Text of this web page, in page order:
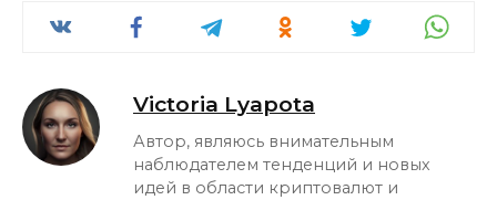
Victoria Lyapota
Автор, являюсь внимательным
наблюдателем тенденций и новых
идей в области криптовалют и